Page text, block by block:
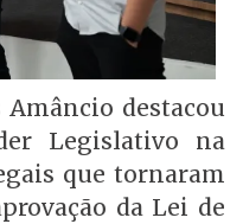
destacou
Legislativo na
que tornaram
da Lei de